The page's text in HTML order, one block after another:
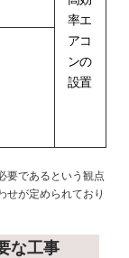
率エ
アコ
ンの
設置
要であるという観点
せが定められており
な工事